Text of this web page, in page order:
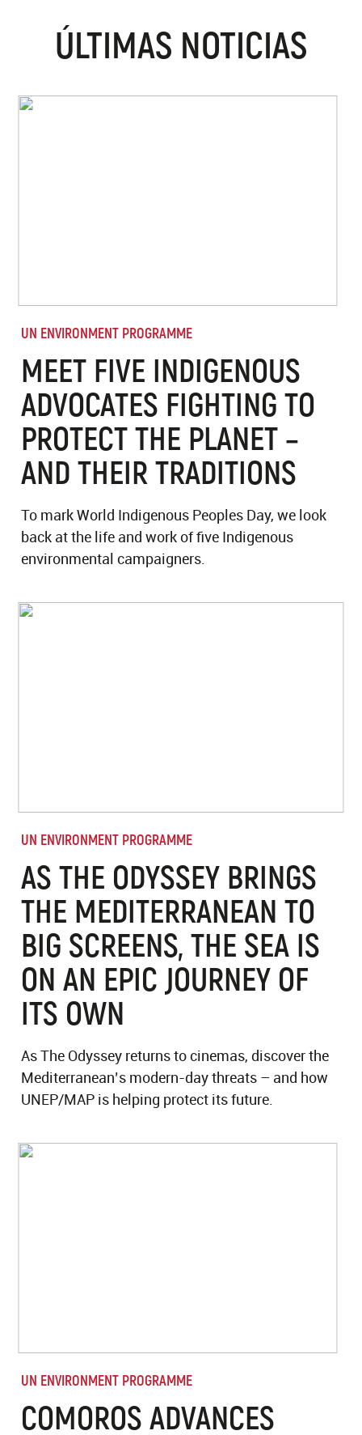
ÚLTIMAS NOTICIAS
UN ENVIRONMENT PROGRAMME
MEET FIVE INDIGENOUS
ADVOCATES FIGHTING TO
PROTECT THE PLANET –
AND THEIR TRADITIONS
To mark World Indigenous Peoples Day, we look
back at the life and work of five Indigenous
environmental campaigners.
UN ENVIRONMENT PROGRAMME
AS THE ODYSSEY BRINGS
THE MEDITERRANEAN TO
BIG SCREENS, THE SEA IS
ON AN EPIC JOURNEY OF
ITS OWN
As The Odyssey returns to cinemas, discover the
Mediterranean’s modern-day threats – and how
UNEP/MAP is helping protect its future.
UN ENVIRONMENT PROGRAMME
COMOROS ADVANCES